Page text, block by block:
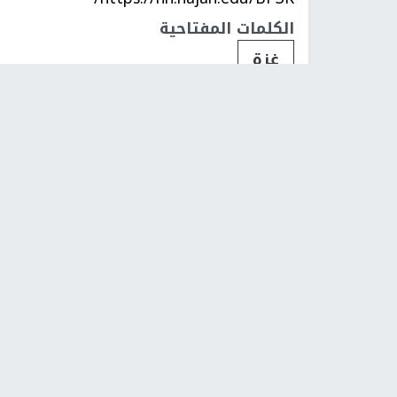
الكلمات المفتاحية
غزة